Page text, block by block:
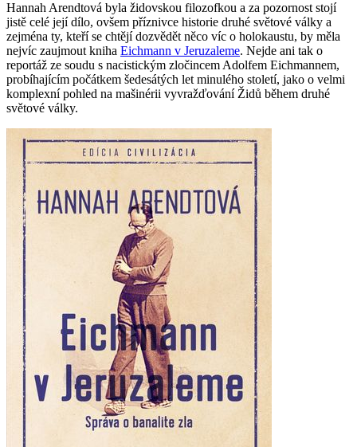
Hannah Arendtová byla židovskou filozofkou a za pozornost stojí
jistě celé její dílo, ovšem příznivce historie druhé světové války a
zejména ty, kteří se chtějí dozvědět něco víc o holokaustu, by měla
nejvíc zaujmout kniha Eichmann v Jeruzaleme. Nejde ani tak o
reportáž ze soudu s nacistickým zločincem Adolfem Eichmannem,
probíhajícím počátkem šedesátých let minulého století, jako o velmi
komplexní pohled na mašinérii vyvražďování Židů během druhé
světové války.